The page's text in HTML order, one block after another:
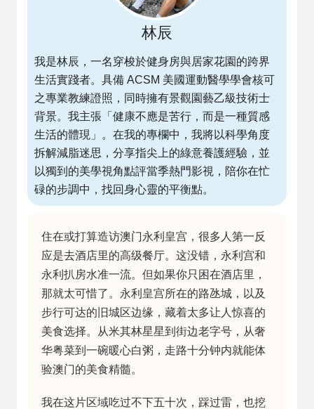
林辰
我是林辰，一名穿梭於健身房與居家花園的跨界
生活實踐者。具備 ACSM 美國運動醫學學會核可
之專業教練證照，同時擁有景觀園藝乙級技術士
背景。我主張「健康不應是苦行，而是一種質感
生活的體現」。在我的專欄中，我將以科學角度
拆解減脂迷思，分享指尖上的綠意養護經驗，並
以獨到的美學視角點評當季熱門影視，陪你在忙
碌的步調中，找回身心靈的平衡點。
住在或打算造访澳门永利皇宫，很多人第一反
应是去酒店里的高级餐厅。这没错，永利宫和
永利扒房水准一流。但如果你只困在酒店里，
那就太可惜了。永利皇宫所在的路氹城，以及
步行可达的旧城区边缘，藏着太多让人惊喜的
美食选择。从米其林星星到街边老字号，从奢
华粤菜到一碗暖心白粥，走路十分钟内就能体
验澳门的美食精髓。
我在这片区域吃过不下五十次，踩过雷，也挖